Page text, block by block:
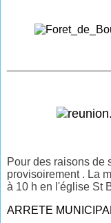
Pour des raisons de
provisoirement . La
à 10 h en l'église St
ARRETE